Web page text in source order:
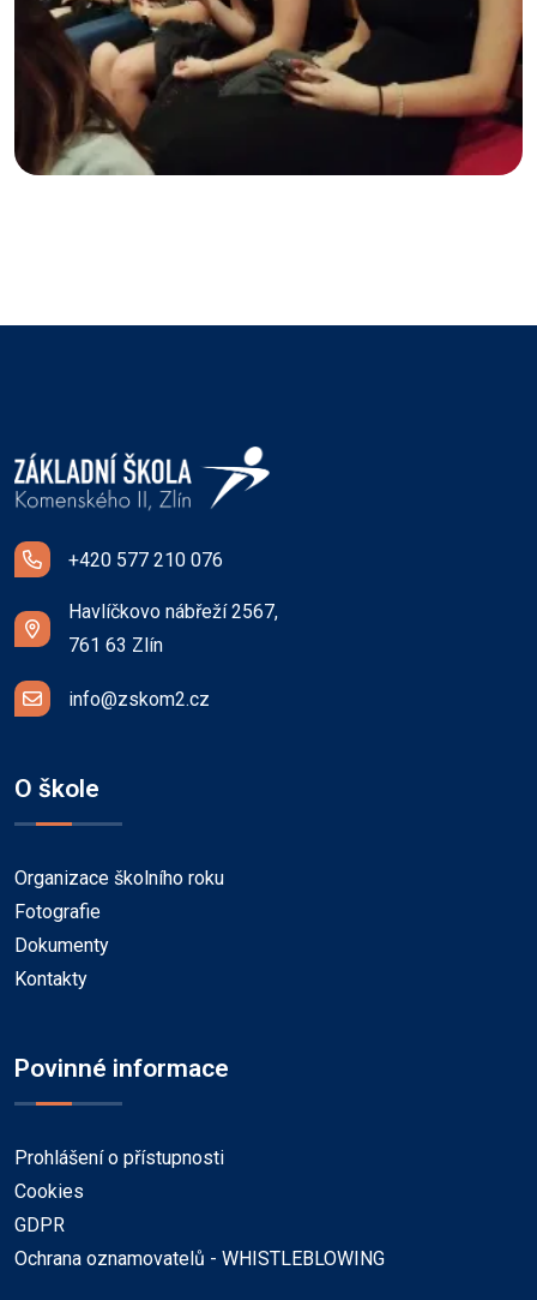
+420 577 210 076
Havlíčkovo nábřeží 2567,
761 63 Zlín
info@zskom2.cz
O škole
Organizace školního roku
Fotografie
Dokumenty
Kontakty
Povinné informace
Prohlášení o přístupnosti
Cookies
GDPR
Ochrana oznamovatelů - WHISTLEBLOWING